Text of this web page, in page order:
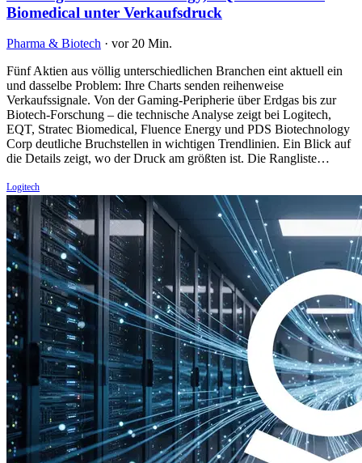
Biomedical unter Verkaufsdruck
Pharma & Biotech · vor 20 Min.
Fünf Aktien aus völlig unterschiedlichen Branchen eint aktuell ein
und dasselbe Problem: Ihre Charts senden reihenweise
Verkaufssignale. Von der Gaming-Peripherie über Erdgas bis zur
Biotech-Forschung – die technische Analyse zeigt bei Logitech,
EQT, Stratec Biomedical, Fluence Energy und PDS Biotechnology
Corp deutliche Bruchstellen in wichtigen Trendlinien. Ein Blick auf
die Details zeigt, wo der Druck am größten ist. Die Rangliste…
Logitech